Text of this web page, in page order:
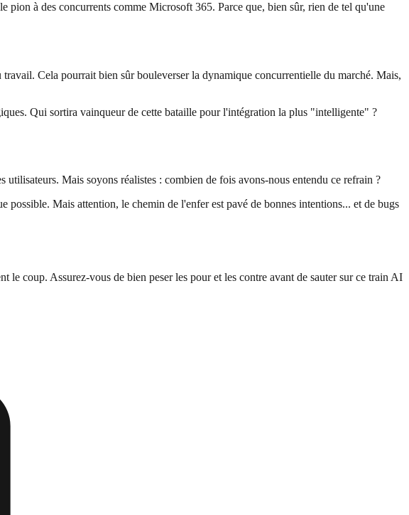
pion à des concurrents comme Microsoft 365. Parce que, bien sûr, rien de tel qu'une
Cela pourrait bien sûr bouleverser la dynamique concurrentielle du marché. Mais,
Qui sortira vainqueur de cette bataille pour l'intégration la plus "intelligente" ?
Mais soyons réalistes : combien de fois avons-nous entendu ce refrain ?
Mais attention, le chemin de l'enfer est pavé de bonnes intentions... et de bugs
coup. Assurez-vous de bien peser les pour et les contre avant de sauter sur ce train AI